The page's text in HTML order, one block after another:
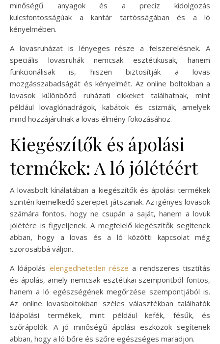
minőségű anyagok és a precíz kidolgozás
kulcsfontosságúak a kantár tartósságában és a ló
kényelmében.
A lovasruházat is lényeges része a felszerelésnek. A
speciális lovasruhák nemcsak esztétikusak, hanem
funkcionálisak is, hiszen biztosítják a lovas
mozgásszabadságát és kényelmét. Az online boltokban a
lovasok különböző ruházati cikkeket találhatnak, mint
például lovaglónadrágok, kabátok és csizmák, amelyek
mind hozzájárulnak a lovas élmény fokozásához.
Kiegészítők és ápolási
termékek: A ló jólétéért
A lovasbolt kínálatában a kiegészítők és ápolási termékek
szintén kiemelkedő szerepet játszanak. Az igényes lovasok
számára fontos, hogy ne csupán a saját, hanem a lovuk
jólétére is figyeljenek. A megfelelő kiegészítők segítenek
abban, hogy a lovas és a ló közötti kapcsolat még
szorosabbá váljon.
A lóápolás elengedhetetlen része a rendszeres tisztítás
és ápolás, amely nemcsak esztétikai szempontból fontos,
hanem a ló egészségének megőrzése szempontjából is.
Az online lovasboltokban széles választékban találhatók
lóápolási termékek, mint például kefék, fésűk, és
szőrápolók. A jó minőségű ápolási eszközök segítenek
abban, hogy a ló bőre és szőre egészséges maradjon.